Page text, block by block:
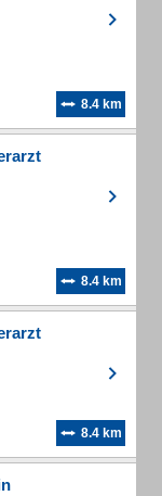
8.4 km
8.4 km
8.4 km